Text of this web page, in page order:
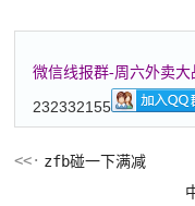
微信线报群-周六外卖大
232332155
zfb碰一下满减